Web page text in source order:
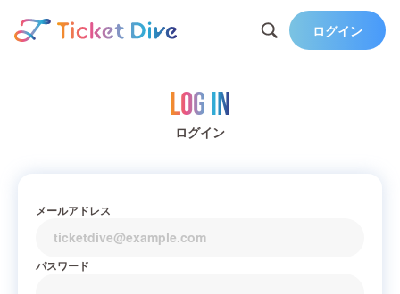
ログイン
Log in
ログイン
メールアドレス
パスワード